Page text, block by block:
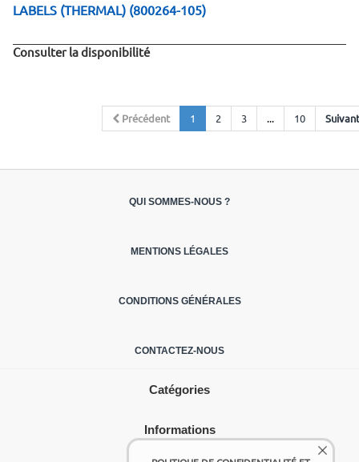
LABELS (THERMAL) (800264-105)
Consulter la disponibilité
Précédent 1 2 3 ... 10 Suivant
QUI SOMMES-NOUS ?
MENTIONS LÉGALES
CONDITIONS GÉNÉRALES
CONTACTEZ-NOUS
Catégories
Informations